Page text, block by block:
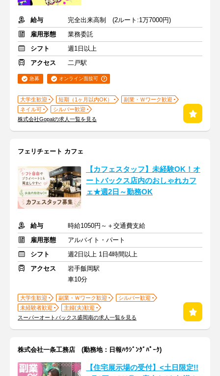
給与
完全出来高制 (2ルート:1万7000円)
雇用形態
業務委託
シフト
週1日以上
アクセス
二戸駅
急募 オンライン面接可
大学生歓迎 短期（1ヶ月以内OK）
副業・Ｗワーク歓迎
ネイル可
シルバー歓迎
株式会社Gopalの求人一覧を見る
フェリチェート カフェ
【カフェスタッフ】未経験OK！オ
ートバックス店内のおしゃれカフ
ェ★週2日～勤務OK
給与
時給1050円～＋交通費支給
雇用形態
アルバイト・パート
シフト
週2日以上 1日4時間以上
アクセス
岩手飯岡駅
車10分
大学生歓迎 副業・Ｗワーク歓迎
シルバー歓迎
未経験者歓迎
主婦(夫)歓迎
スーパーオートバックス盛岡南の求人一覧を見る
株式会社一条工務店 (勤務地：日報ﾊｳｼﾞﾝｸﾞﾊﾟｰｸ)
【住宅展示場の受付】<土日限定!!